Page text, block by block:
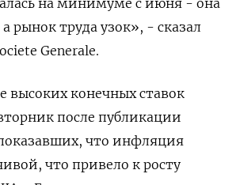
на минимуме с июня - она
рынок труда узок», - сказал
Generale.
высоких конечных ставок
после публикации
что инфляция
что привело к росту